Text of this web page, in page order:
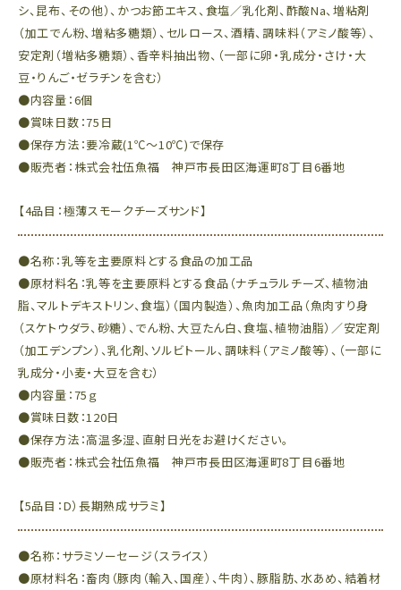
シ、昆布、その他）、かつお節エキス、食塩／乳化剤、酢酸Na、増粘剤
（加工でん粉、増粘多糖類）、セルロース、酒精、調味料（アミノ酸等）、
安定剤（増粘多糖類）、香辛料抽出物、（一部に卵・乳成分・さけ・大
豆・りんご・ゼラチンを含む）
●内容量：6個
●賞味日数：75日
●保存方法：要冷蔵(1℃～10℃)で保存
●販売者：株式会社伍魚福 神戸市長田区海運町8丁目6番地
【4品目：極薄スモークチーズサンド】
●名称：乳等を主要原料とする食品の加工品
●原材料名：乳等を主要原料とする食品（ナチュラルチーズ、植物油
脂、マルトデキストリン、食塩）（国内製造）、魚肉加工品（魚肉すり身
（スケトウダラ、砂糖）、でん粉、大豆たん白、食塩、植物油脂）／安定剤
（加工デンプン）、乳化剤、ソルビトール、調味料（アミノ酸等）、（一部に
乳成分・小麦・大豆を含む）
●内容量：75ｇ
●賞味日数：120日
●保存方法：高温多湿、直射日光をお避けください。
●販売者：株式会社伍魚福 神戸市長田区海運町8丁目6番地
【5品目：D）長期熟成サラミ】
●名称：サラミソーセージ（スライス）
●原材料名：畜肉（豚肉（輸入、国産）、牛肉）、豚脂肪、水あめ、結着材